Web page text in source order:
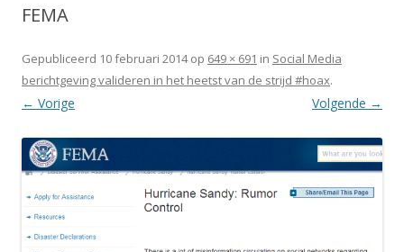
FEMA
Gepubliceerd 10 februari 2014op 649 × 691 in Social Media
berichtgeving valideren in het heetst van de strijd #hoax.
← Vorige Volgende →